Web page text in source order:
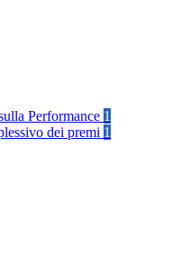
Performance 1
dei premi 1